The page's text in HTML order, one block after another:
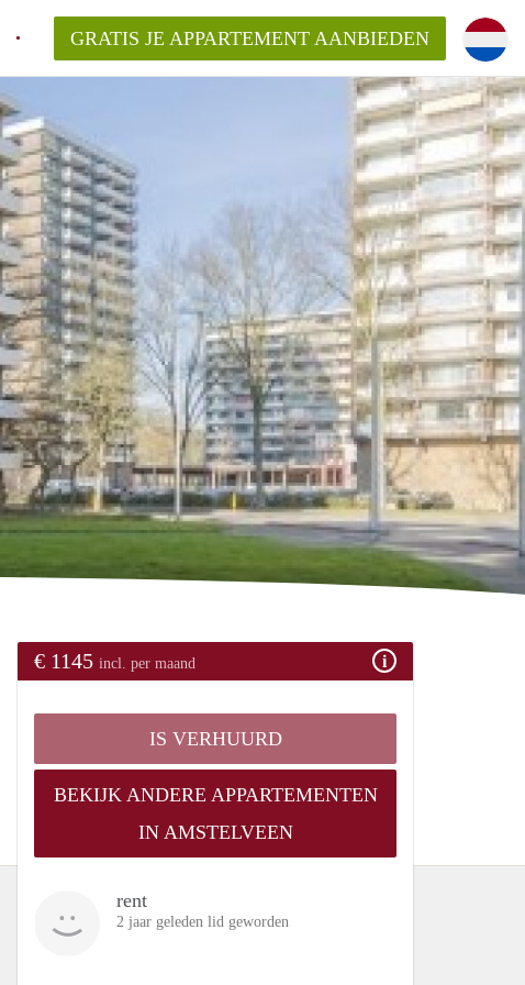
GRATIS JE APPARTEMENT AANBIEDEN
€ 1145 incl. per maand
IS VERHUURD
BEKIJK ANDERE APPARTEMENTEN
IN AMSTELVEEN
rent
2 jaar geleden lid geworden